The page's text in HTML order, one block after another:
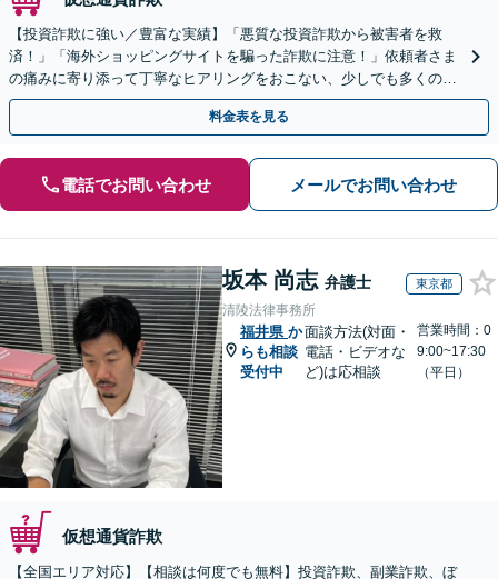
【投資詐欺に強い／豊富な実績】「悪質な投資詐欺から被害者を救
済！」「海外ショッピングサイトを騙った詐欺に注意！」依頼者さま
の痛みに寄り添って丁寧なヒアリングをおこない、少しでも多くの返
金が得られるよう尽力します！
料金表を見る
電話でお問い合わせ メールでお問い合わせ
坂本 尚志 弁護士 東京都
清陵法律事務所
福井県 か
らも相談
受付中
面談方法(対面・
電話・ビデオな
ど)は応相談
営業時間：0
9:00~17:30
（平日）
仮想通貨詐欺
【全国エリア対応】【相談は何度でも無料】投資詐欺、副業詐欺、ぼ